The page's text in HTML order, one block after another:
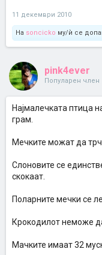
11 декември 2010
На soncicko му/ѝ се
pink4ever
Популарен член
Најмалечката птица
грам.
Мечките можат да
Слоновите се
скокаат.
Поларните мечки се
Крокодилот неможе да
Мачките имаат 32